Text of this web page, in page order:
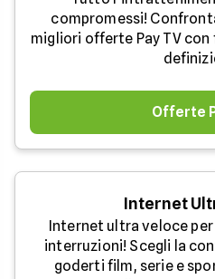
compromessi!
migliori offerte Pay TV
Offerte
Internet
Internet ultra veloce
interruzioni! Scegli la
goderti film, serie e